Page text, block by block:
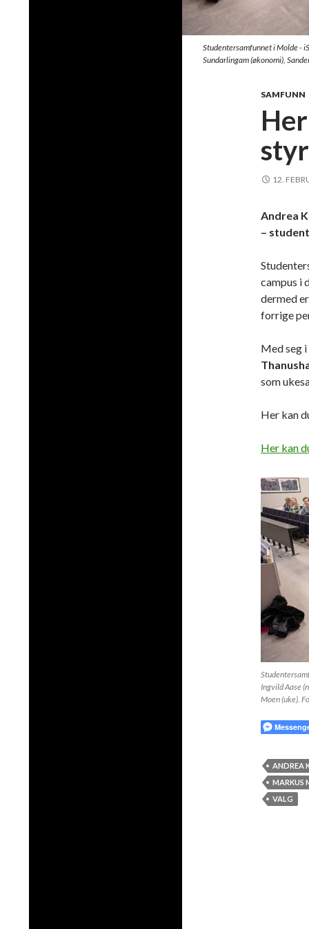
Studentersamfunnet i Molde -
Sundarlingam (økonomi),
SAMFUNN
12.
Andrea
–
campus i
dermed
forrige
Med seg
som
Her kan
Her kan
Ingvild Aase
Moen (uke).
ANDREA
MARKUS
VALG